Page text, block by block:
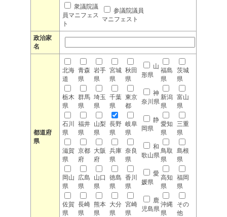
衆議院議
員マニフェス
ト
参議院議員
マニフェスト
政治家
名
都道府
県
北海
道
青森
県
岩手
県
宮城
県
秋田
県
山
形県
福島
県
茨城
県
栃木
県
群馬
県
埼玉
県
千葉
県
東京
都
神
奈川県
新潟
県
富山
県
石川
県
福井
県
山梨
県
長野
県
岐阜
県
静
岡県
愛知
県
三重
県
滋賀
県
京都
府
大阪
府
兵庫
県
奈良
県
和
歌山県
鳥取
県
島根
県
岡山
県
広島
県
山口
県
徳島
県
香川
県
愛
媛県
高知
県
福岡
県
佐賀
県
長崎
県
熊本
県
大分
県
宮崎
県
鹿
児島県
沖縄
県
その
他